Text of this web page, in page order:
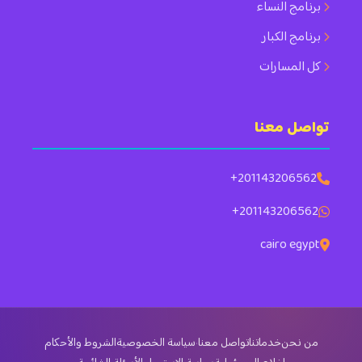
برنامج النساء
برنامج الكبار
كل المسارات
تواصل معنا
+201143206562
+201143206562
cairo egypt
من نحنخدماتناتواصل معنا·سياسة الخصوصيةالشروط والأحكام